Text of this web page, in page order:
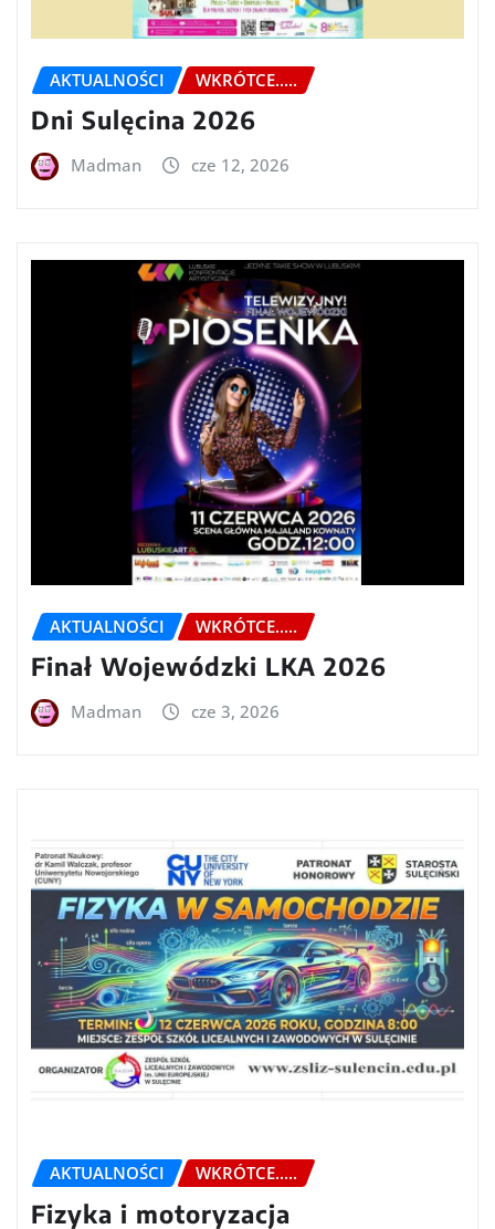
AKTUALNOŚCI WKRÓTCE.....
Dni Sulęcina 2026
Madman cze 12, 2026
AKTUALNOŚCI WKRÓTCE.....
Finał Wojewódzki LKA 2026
Madman cze 3, 2026
AKTUALNOŚCI WKRÓTCE.....
Fizyka i motoryzacja